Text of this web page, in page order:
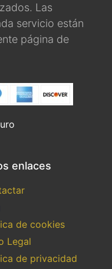
Las
servicio están
página de
enlaces
de cookies
Legal
de privacidad